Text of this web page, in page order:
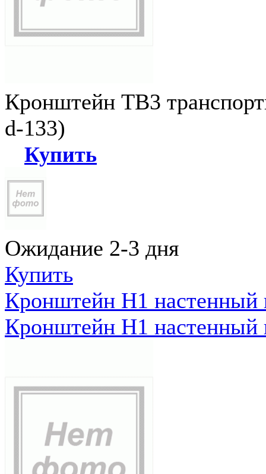
Кронштейн ТВ3
d-133)
Купить
Ожидание 2-3 дня
Купить
Кронштейн Н1
Кронштейн Н1